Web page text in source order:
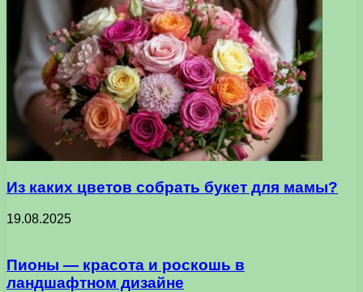
Из каких цветов собрать букет для мамы?
19.08.2025
Пионы — красота и роскошь в
ландшафтном дизайне